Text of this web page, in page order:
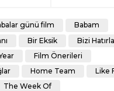
günü film
Babam
Bir Eksik
Bizi Hatırla
Film Önerileri
Home Team
Like
The Week Of